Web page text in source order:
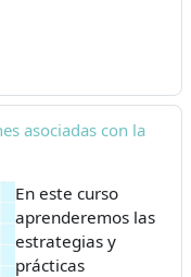
asociadas con la
En este curso
aprenderemos las
estrategias y
prácticas